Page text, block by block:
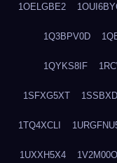
1OELGBE2
1Q3BPV0D
1QYKS8IF
1SFXG5XT
1TQ4XCLI
1UXXH5X4